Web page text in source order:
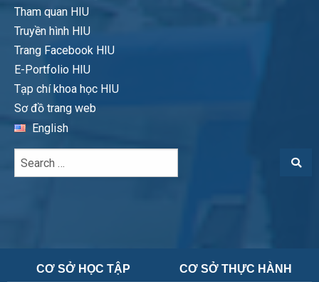
Tham quan HIU
Truyền hình HIU
Trang Facebook HIU
E-Portfolio HIU
Tạp chí khoa học HIU
Sơ đồ trang web
English
CƠ SỞ HỌC TẬP CƠ SỞ THỰC HÀNH